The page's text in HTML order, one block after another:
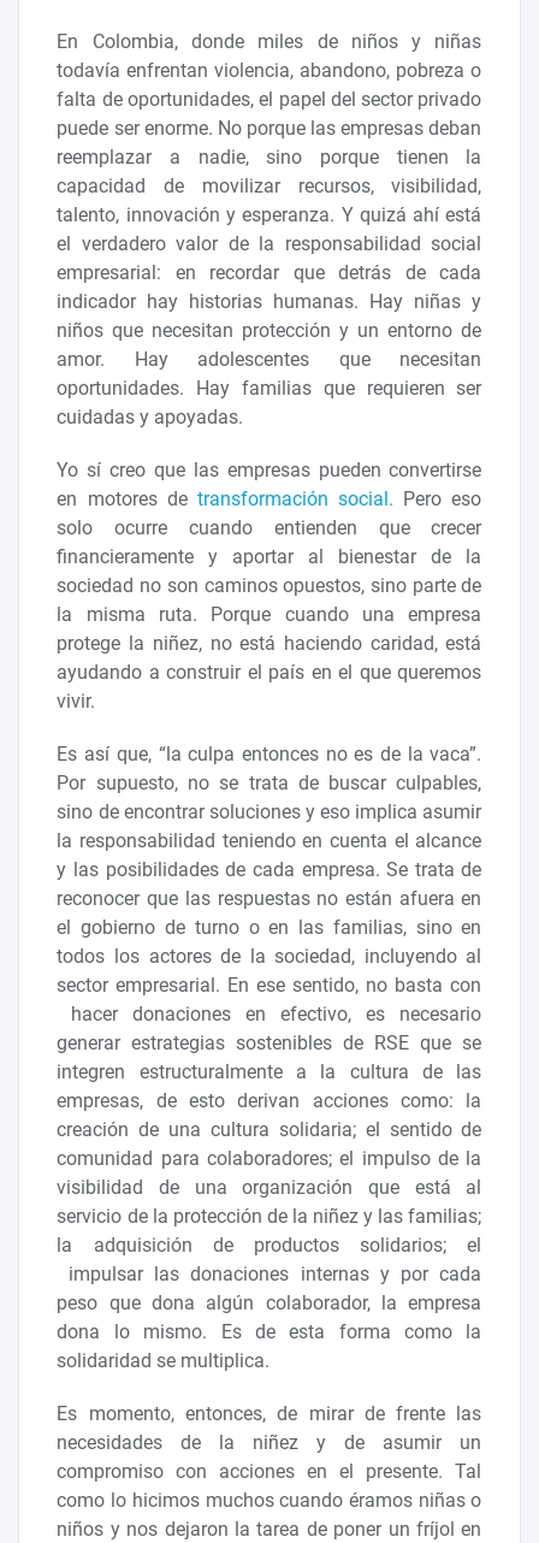
En Colombia, donde miles de niños y niñas
todavía enfrentan violencia, abandono, pobreza o
falta de oportunidades, el papel del sector privado
puede ser enorme. No porque las empresas deban
reemplazar a nadie, sino porque tienen la
capacidad de movilizar recursos, visibilidad,
talento, innovación y esperanza. Y quizá ahí está
el verdadero valor de la responsabilidad social
empresarial: en recordar que detrás de cada
indicador hay historias humanas. Hay niñas y
niños que necesitan protección y un entorno de
amor. Hay adolescentes que necesitan
oportunidades. Hay familias que requieren ser
cuidadas y apoyadas.
Yo sí creo que las empresas pueden convertirse
en motores detransformación social. Pero eso
solo ocurre cuando entienden que crecer
financieramente y aportar al bienestar de la
sociedad no son caminos opuestos, sino parte de
la misma ruta. Porque cuando una empresa
protege la niñez, no está haciendo caridad, está
ayudando a construir el país en el que queremos
vivir.
Es así que, “la culpa entonces no es de la vaca”.
Por supuesto, no se trata de buscar culpables,
sino de encontrar soluciones y eso implica asumir
la responsabilidad teniendo en cuenta el alcance
y las posibilidades de cada empresa. Se trata de
reconocer que las respuestas no están afuera en
el gobierno de turno o en las familias, sino en
todos los actores de la sociedad, incluyendo al
sector empresarial. En ese sentido, no basta con
hacer donaciones en efectivo, es necesario
generar estrategias sostenibles de RSE que se
integren estructuralmente a la cultura de las
empresas, de esto derivan acciones como: la
creación de una cultura solidaria; el sentido de
comunidad para colaboradores; el impulso de la
visibilidad de una organización que está al
servicio de la protección de la niñez y las familias;
la adquisición de productos solidarios; el
impulsar las donaciones internas y por cada
peso que dona algún colaborador, la empresa
dona lo mismo. Es de esta forma como la
solidaridad se multiplica.
Es momento, entonces, de mirar de frente las
necesidades de la niñez y de asumir un
compromiso con acciones en el presente. Tal
como lo hicimos muchos cuando éramos niñas o
niños y nos dejaron la tarea de poner un fríjol en